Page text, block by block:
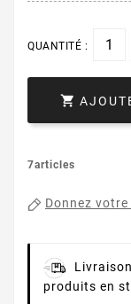
QUANTITÉ :

7articles
Donnez votre
produits en